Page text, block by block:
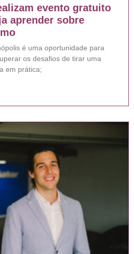
evento gratuito
aprender sobre
é uma oportunidade para
os desafios de tirar uma
em prática;